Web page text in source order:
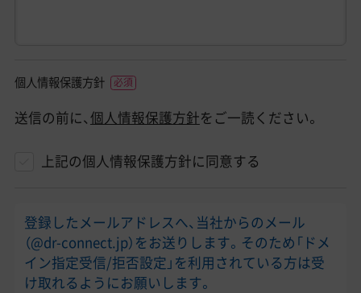
個人情報保護方針
送信の前に、個人情報保護方針をご一読ください。
上記の個人情報保護方針に同意する
登録したメールアドレスへ、当社からのメール
（@dr-connect.jp）をお送りします。そのため「ドメ
イン指定受信/拒否設定」を利用されている方は受
け取れるようにお願いします。